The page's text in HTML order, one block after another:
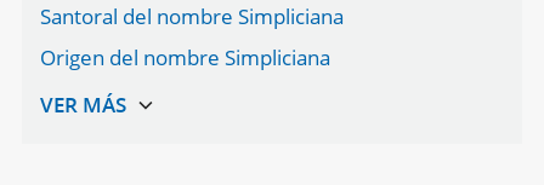
Santoral del nombre Simpliciana
Origen del nombre Simpliciana